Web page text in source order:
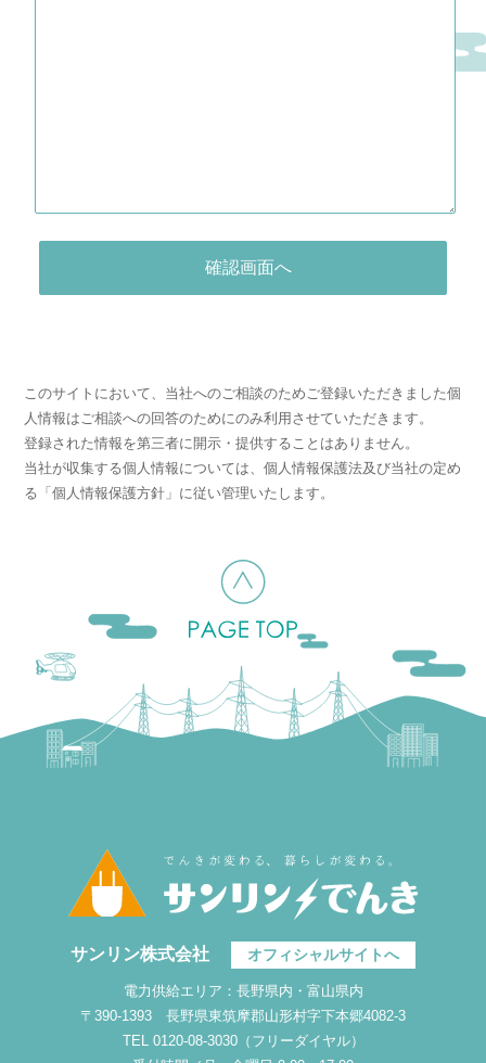
このサイトにおいて、当社へのご相談のためご登録いただきました個
人情報はご相談への回答のためにのみ利用させていただきます。
登録された情報を第三者に開示・提供することはありません。
当社が収集する個人情報については、個人情報保護法及び当社の定め
る「個人情報保護方針」に従い管理いたします。
サンリン株式会社 オフィシャルサイトへ
電力供給エリア：長野県内・富山県内
〒390-1393 長野県東筑摩郡山形村字下本郷4082-3
TEL 0120-08-3030（フリーダイヤル）